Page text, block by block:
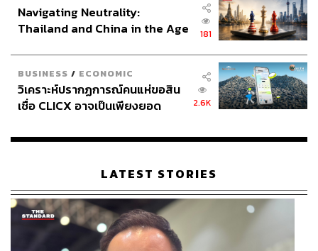
สนามช้าง อินเตอร์เนชั่นแนล เซอร์กิต (Chang
International Circuit)
ก้อง-สมเกียรติ จันทรา
Moto2
OR Thailand Grand Prix
Navigating Neutrality:
Thailand and China in the Age
181
BUSINESS / ECONOMIC
วิเคราะห์ปรากฏการณ์คนแห่ขอสิน
เชื่อ CLICX อาจเป็นเพียงยอด
เรือนไทยที่ถูกซุกไว้
2.6K
LATEST STORIES